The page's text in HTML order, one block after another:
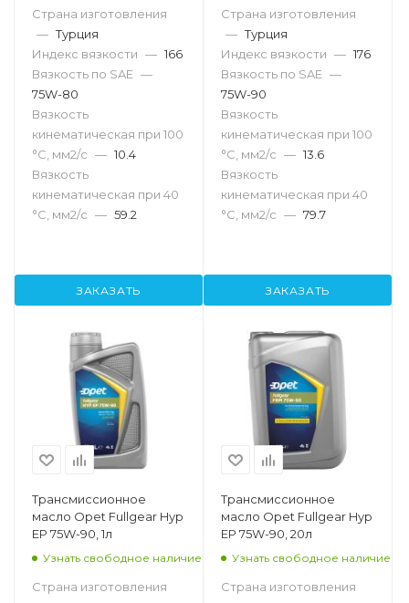
Страна изготовления
— Турция
Индекс вязкости — 166
Вязкость по SAE —
75W-80
Вязкость
кинематическая при 100
°С, мм2/с — 10.4
Вязкость
кинематическая при 40
°С, мм2/с — 59.2
ЗАКАЗАТЬ
Страна изготовления
— Турция
Индекс вязкости — 176
Вязкость по SAE —
75W-90
Вязкость
кинематическая при 100
°С, мм2/с — 13.6
Вязкость
кинематическая при 40
°С, мм2/с — 79.7
ЗАКАЗАТЬ
Трансмиссионное
масло Opet Fullgear Hyp
EP 75W-90, 1л
Узнать свободное наличие
Страна изготовления
Трансмиссионное
масло Opet Fullgear Hyp
EP 75W-90, 20л
Узнать свободное наличие
Страна изготовления